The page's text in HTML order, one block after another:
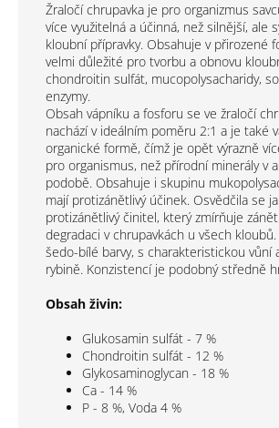
Žraločí chrupavka je pro organizmus
více využitelná a účinná, než silnější, ale
kloubní přípravky. Obsahuje v přirozené
velmi důležité pro tvorbu a obnovu
chondroitin sulfát, mucopolysacharidy,
enzymy.
Obsah vápníku a fosforu se ve žraločí
nachází v ideálním poměru 2:1 a je také
organické formě, čímž je opět výrazně
pro organismus, než přírodní minerály v
podobě. Obsahuje i skupinu
mají protizánětlivý účinek. Osvědčila se
protizánětlivý činitel, který zmírňuje
degradaci v chrupavkách u všech
šedo-bílé barvy, s charakteristickou vůní
rybině. Konzistencí je podobný středně
Obsah živin:
Glukosamin sulfát - 7 %
Chondroitin sulfát - 12 %
Glykosaminoglycan - 18 %
Ca - 14 %
P - 8 %, Voda 4 %